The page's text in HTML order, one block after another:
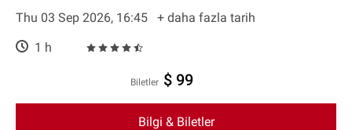
Thu 03 Sep 2026, 16:45
+ daha fazla tarih
1 h
Biletler $ 99
Bilgi & Biletler